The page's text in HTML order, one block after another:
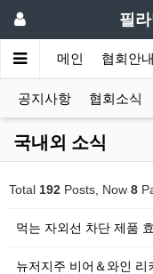
필
메인 협회안내
공지사항 협회소식
국내외 소식
Total 192 Posts, Now 8
먹는 자외선 차단 제품
뉴저지주 비어＆와인 리커